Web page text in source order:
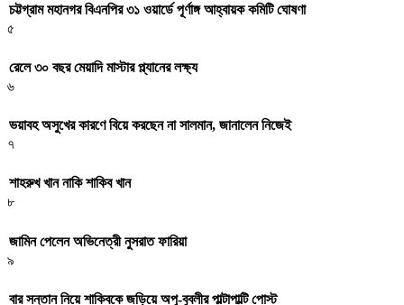
চট্টগ্রাম মহানগর বিএনপির ৩১ ওয়ার্ডে পূর্ণাঙ্গ আহ্বায়ক কমিটি ঘোষণা
৫
রেলে ৩০ বছর মেয়াদি মাস্টার প্ল্যানের লক্ষ্য
৬
ভয়াবহ অসুখের কারণে বিয়ে করছেন না সালমান, জানালেন নিজেই
৭
শাহরুখ খান নাকি শাকিব খান
৮
জামিন পেলেন অভিনেত্রী নুসরাত ফারিয়া
৯
বার সন্তান নিয়ে শাকিবকে জড়িয়ে অপু-বুবলীর পাল্টাপাল্টি পোস্ট